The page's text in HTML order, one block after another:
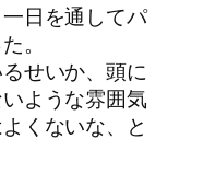
日を通してパ
。
せいか、頭に
ような雰囲気
くないな、と